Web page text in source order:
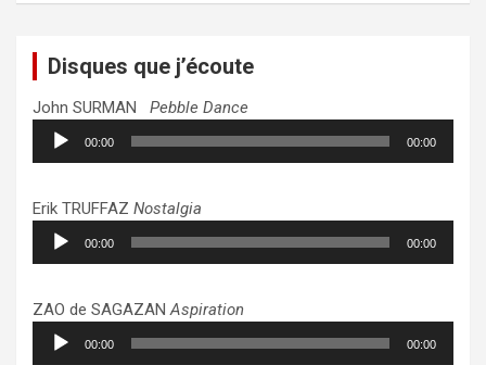
Disques que j’écoute
John SURMAN Pebble Dance
Lecteur
audio
00:00 00:00
Erik TRUFFAZ Nostalgia
Lecteur
audio
00:00 00:00
ZAO de SAGAZAN Aspiration
Lecteur
audio
00:00 00:00